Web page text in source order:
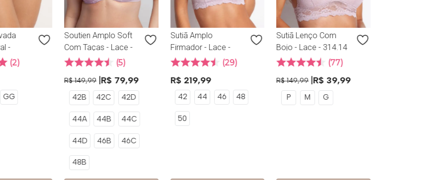
-
-2
GG
Soutien Amplo Soft
Com Taças - Lace -
314.89 - Maquiato
5
R$ 149,99 R$ 79,99
42B 42C 42D
44A 44B 44C
44D 46B 46C
48B
Sutiã Amplo
Firmador - Lace -
314.49 - Maquiato
29
R$ 219,99
42 44 46 48
50
Sutiã Lenço Com
Bojo - Lace - 314.14
- Maquiato
77
R$ 149,99 R$ 39,99
P M G